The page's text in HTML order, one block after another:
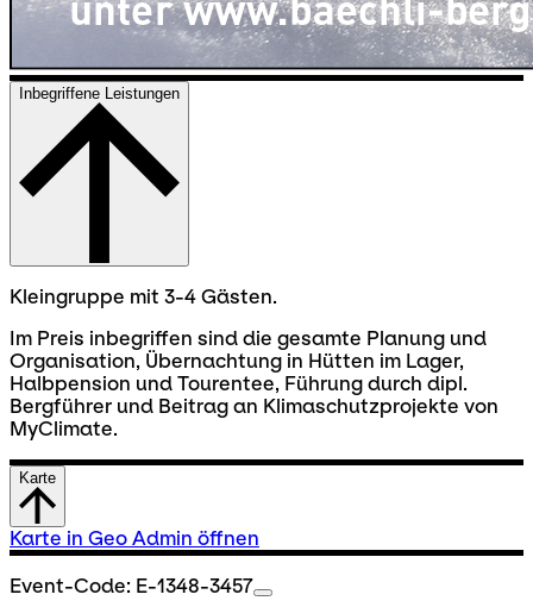
Inbegriffene Leistungen
Kleingruppe mit 3-4 Gästen.
Im Preis inbegriffen sind die gesamte Planung und
Organisation, Übernachtung in Hütten im Lager,
Halbpension und Tourentee, Führung durch dipl.
Bergführer und Beitrag an Klimaschutzprojekte von
MyClimate.
Karte
Karte in Geo Admin öffnen
Event-Code: E-1348-3457